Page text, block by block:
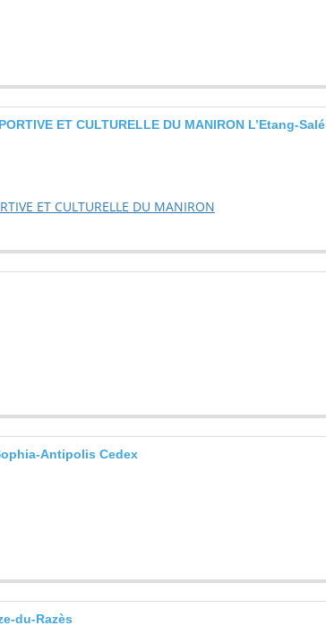
ET CULTURELLE DU MANIRON L’Etang-Salé
ET CULTURELLE DU MANIRON
Antipolis Cedex
du-Razès